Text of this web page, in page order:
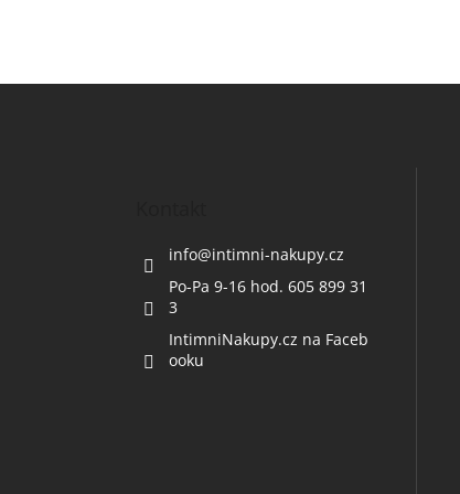
Z
info@intimni-nakupy.cz
Po-Pa 9-16 hod. 605 899 31
3
IntimniNakupy.cz na Faceb
ooku